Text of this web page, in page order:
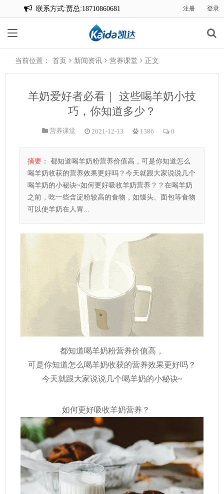
联系方式:贾总:18710860681
联系方式:贾总:18710860681
注册 登录
当前位置： 首页 新闻资讯 营养课堂 正文
羊奶爱好者必看｜ 这些喝羊奶小技
巧，你知道多少？
营养课堂 2021-12-13 1386 0
摘要：
都知道喝羊奶粉营养价值高，可是你知道怎么
喝羊奶收获的营养效果更好吗？今天就跟大家说说几个
喝羊奶的小秘诀~如何更好吸收羊奶营养？？在喝羊奶
之前，吃一些含淀粉较高的食物，如馒头、面包等食物
可以使羊奶在人胃...
都知道喝羊奶粉营养价值高，
可是你知道怎么喝羊奶收获的营养效果更好吗？
今天就跟大家说说几个喝羊奶的小秘诀~
如何更好吸收羊奶营养？